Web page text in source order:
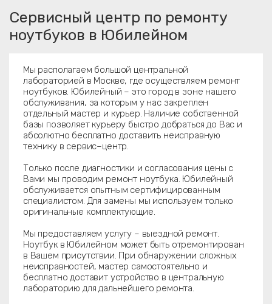
Сервисный центр по ремонту
ноутбуков в Юбилейном
Мы располагаем большой центральной
лабораторией в Москве, где осуществляем ремонт
ноутбуков. Юбилейный – это город в зоне нашего
обслуживания, за которым у нас закреплен
отдельный мастер и курьер. Наличие собственной
базы позволяет курьеру быстро добраться до Вас и
абсолютно бесплатно доставить неисправную
технику в сервис–центр.
Только после диагностики и согласования цены с
Вами мы проводим ремонт ноутбука. Юбилейный
обслуживается опытным сертифицированным
специалистом. Для замены мы используем только
оригинальные комплектующие.
Мы предоставляем услугу – выездной ремонт.
Ноутбук в Юбилейном может быть отремонтирован
в Вашем присутствии. При обнаружении сложных
неисправностей, мастер самостоятельно и
бесплатно доставит устройство в центральную
лабораторию для дальнейшего ремонта.